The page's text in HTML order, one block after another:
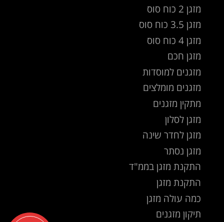
מזגן 2 כוח סוס
מזגן 3.5 כוח סוס
מזגן 4 כוח סוס
מזגן חכם
מזגנים למוסדות
מזגנים מומלצים
מתקין מזגנים
מזגן לסלון
מזגן לחדר שינה
מזגן נסתר
התקנת מזגן בממ"ד
התקנת מזגן
כמה עולה מזגן
תיקון מזגנים